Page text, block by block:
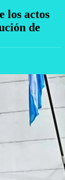
los actos
de